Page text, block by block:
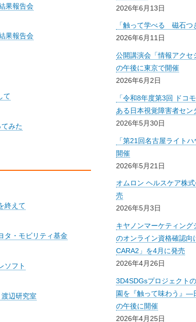
果報告会
果報告会
て
みた
終えて
タ・モビリティ基金
ソフト
辺研究室
2026年6月13日
「触って学べる 磁石つ
2026年6月11日
公開講演会「情報アクセ
の午後に東京で開催
2026年6月2日
「令和8年度第3回 ドコ
ある日本視覚障害者セン
2026年5月30日
「第21回名古屋ライト
開催
2026年5月21日
オムロン ヘルスケア株
売
2026年5月3日
キヤノンマーケティン
のオンライン資格確認向
CARA2」を4月に発売
2026年4月26日
3D4SDGsプロジェクト
園を『触って味わう』―
の午後に開催
2026年4月25日